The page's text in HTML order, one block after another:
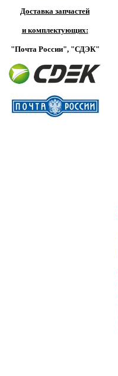
Доставка запчастей
и комплектующих:
"Почта России", "СДЭК"